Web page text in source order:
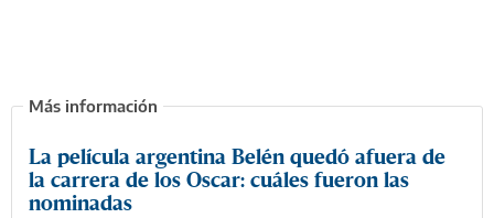
La película argentina Belén quedó afuera de
la carrera de los Oscar: cuáles fueron las
nominadas